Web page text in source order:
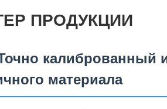
ПРОДУКЦИИ
калиброванный
материала